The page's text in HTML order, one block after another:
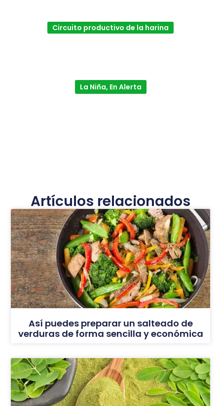
Circuito productivo de la harina
La Niña, En Alerta
Artículos relacionados
Así puedes preparar un salteado de
verduras de forma sencilla y económica